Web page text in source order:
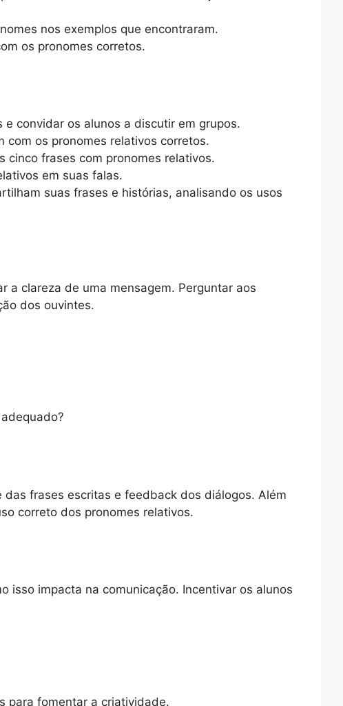
nos exemplos que encontraram.
os pronomes corretos.
convidar os alunos a discutir em grupos.
com os pronomes relativos corretos.
cinco frases com pronomes relativos.
em suas falas.
suas frases e histórias, analisando os usos
a clareza de uma mensagem. Perguntar aos
dos ouvintes.
frases escritas e feedback dos diálogos. Além
correto dos pronomes relativos.
isso impacta na comunicação. Incentivar os alunos
para fomentar a criatividade.